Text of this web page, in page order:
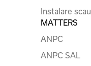
Instalare
MATTERS
ANPC
ANPC SAL